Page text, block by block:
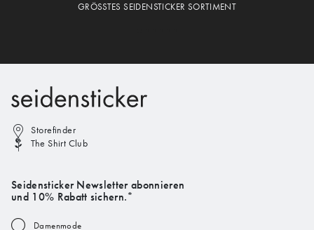
GRÖSSTES SEIDENSTICKER SORTIMENT
Storefinder
The Shirt Club
Seidensticker Newsletter abonnieren
und 10% Rabatt sichern.*
Damenmode